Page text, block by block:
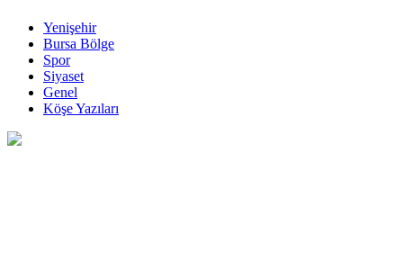
Yenişehir
Bursa Bölge
Spor
Siyaset
Genel
Köşe Yazıları